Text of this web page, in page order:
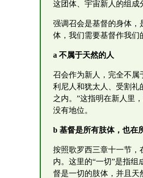
这团体、宇宙新人的组成
强调召会是基督的身体，
体，我们需要基督作我们
a 不属于天然的人
召会作为新人，完全不属
利尼人和犹太人、受割礼
之内。”这指明在新人里
没有地位。
b 基督是所有肢体，也在
按照歌罗西三章十一节，
内。这里的“一切”是指
督是一切的肢体，并且天